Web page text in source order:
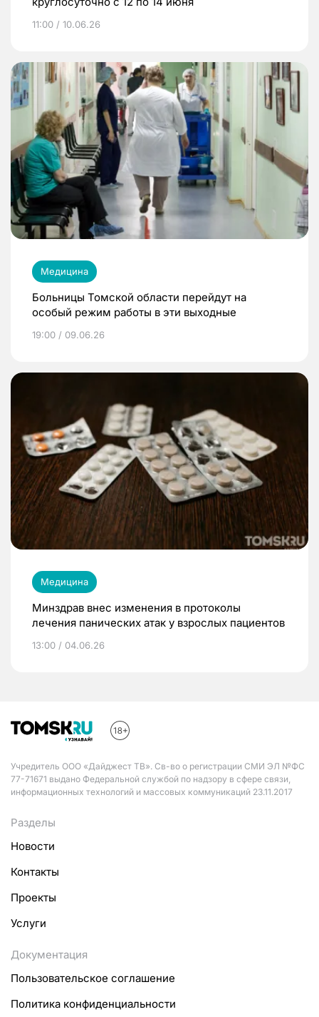
11:00 / 10.06.26
Медицина
Больницы Томской области перейдут на
особый режим работы в эти выходные
19:00 / 09.06.26
Медицина
Минздрав внес изменения в протоколы
лечения панических атак у взрослых пациентов
13:00 / 04.06.26
Учредитель ООО «Дайджест ТВ». Св-во о регистрации СМИ ЭЛ №ФС
77-71671 выдано Федеральной службой по надзору в сфере связи,
информационных технологий и массовых коммуникаций 23.11.2017
Разделы
Новости
Контакты
Проекты
Услуги
Документация
Пользовательское соглашение
Политика конфиденциальности